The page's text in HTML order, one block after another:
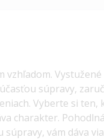
vzhľadom.
súpravy,
Vyberte si
charakter.
vám dáva